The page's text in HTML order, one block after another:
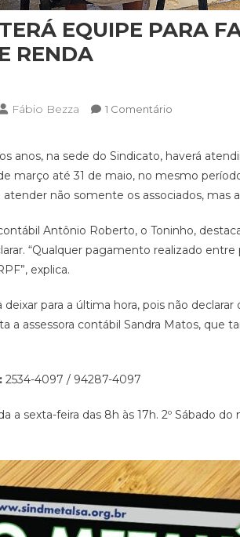
EQUIPE PARA
RENDA
Fábio Bezza 1 ComentárioEm
EQUIPE
PARA
FAZER
DO
IMPOSTO
anos, na sede do Sindicato, haverá
março até 31 de maio, no mesmo
atender não somente os associados, mas
Antônio Roberto, o Toninho,
“Qualquer pagamento realizado
explica.
para a última hora, pois não
a assessora contábil Sandra Matos,
2534-4097 / 94287-4097
a sexta-feira das 8h às 17h. 2º Sábado